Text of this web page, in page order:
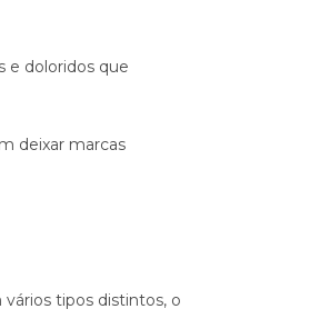
e doloridos que
deixar marcas
tipos distintos, o